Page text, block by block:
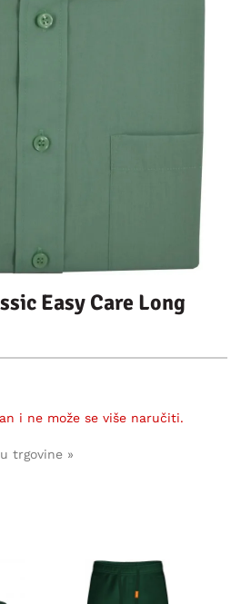
Easy Care Long
i ne može se više naručiti.
trgovine »